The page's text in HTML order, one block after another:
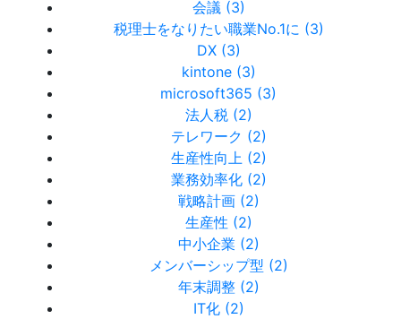
会議 (3)
税理士をなりたい職業No.1に (3)
DX (3)
kintone (3)
microsoft365 (3)
法人税 (2)
テレワーク (2)
生産性向上 (2)
業務効率化 (2)
戦略計画 (2)
生産性 (2)
中小企業 (2)
メンバーシップ型 (2)
年末調整 (2)
IT化 (2)